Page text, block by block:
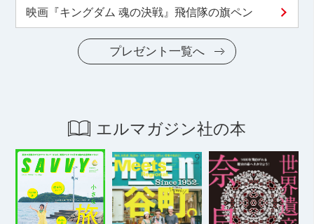
映画『キングダム 魂の決戦』飛信隊の旗ペン
プレゼント一覧へ
エルマガジン社の本